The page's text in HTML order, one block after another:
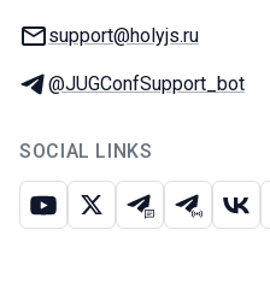
Email:
support@holyjs.ru
Telegram:
@JUGConfSupport_bot
SOCIAL LINKS
Youtube
X Telegram chat
VK